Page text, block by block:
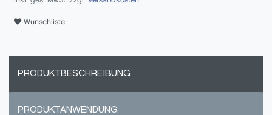
Wunschliste
PRODUKTBESCHREIBUNG
PRODUKTANWENDUNG